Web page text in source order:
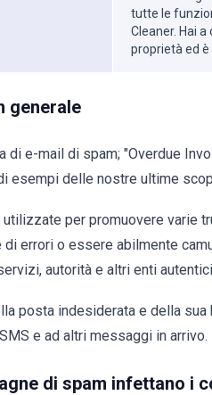
tutte le
Cleaner. Hai
proprietà ed
generale
di e-mail di spam; "Overdue
esempi delle nostre ultime
per promuovere varie
errori o essere abilmente
autorità e altri enti
posta indesiderata e della
e ad altri messaggi in arrivo.
di spam infettano i